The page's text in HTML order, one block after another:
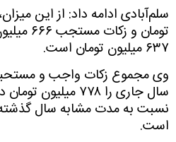
سلم‌آبادی ادامه داد: از این
تومان و زکات مستجب ۶۶۶
۶۳۷ میلیون تومان است.
وی مجموع زکات واجب و
سال جاری را ۷۷۸ میلیون تومان
نسبت به مدت مشابه سال
است.